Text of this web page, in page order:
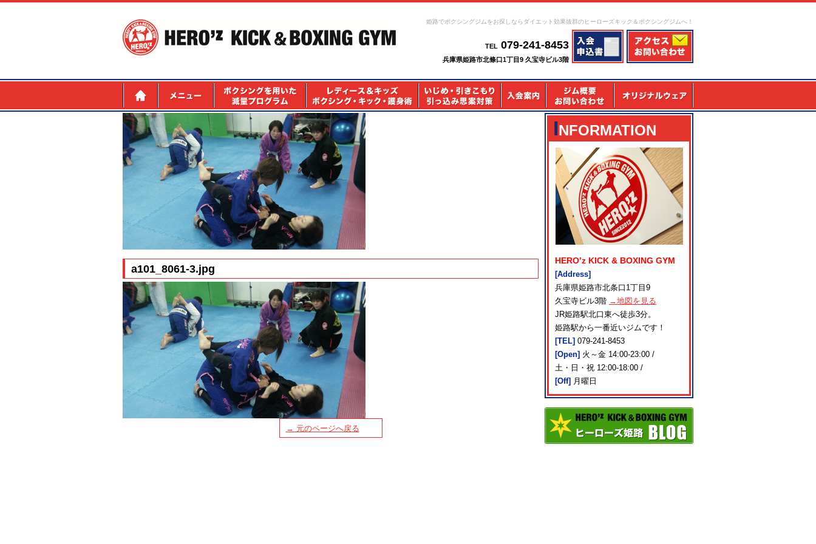
姫路でボクシングジムをお探しならダイエット効果抜群のヒーローズキック＆ボクシングジムへ！
TEL 079-241-8453
兵庫県姫路市北條口1丁目9 久宝寺ビル3階
a101_8061-3.jpg
→ 元のページへ戻る
INFORMATION
HERO’z KICK & BOXING GYM
[Address]
兵庫県姫路市北条口1丁目9
久宝寺ビル3階 →地図を見る
JR姫路駅北口東へ徒歩3分。
姫路駅から一番近いジムです！
[TEL] 079-241-8453
[Open] 火～金 14:00-23:00 /
土・日・祝 12:00-18:00 /
[Off] 月曜日